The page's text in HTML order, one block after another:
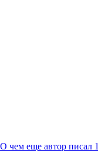
О чем еще автор писал